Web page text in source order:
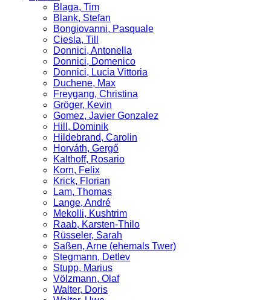
Blaga, Tim
Blank, Stefan
Bongiovanni, Pasquale
Ciesla, Till
Donnici, Antonella
Donnici, Domenico
Donnici, Lucia Vittoria
Duchene, Max
Freygang, Christina
Gröger, Kevin
Gomez, Javier Gonzalez
Hill, Dominik
Hildebrand, Carolin
Horváth, Gergő
Kalthoff, Rosario
Korn, Felix
Krick, Florian
Lam, Thomas
Lange, André
Mekolli, Kushtrim
Raab, Karsten-Thilo
Rüsseler, Sarah
Saßen, Arne (ehemals Twer)
Stegmann, Detlev
Stupp, Marius
Völzmann, Olaf
Walter, Doris